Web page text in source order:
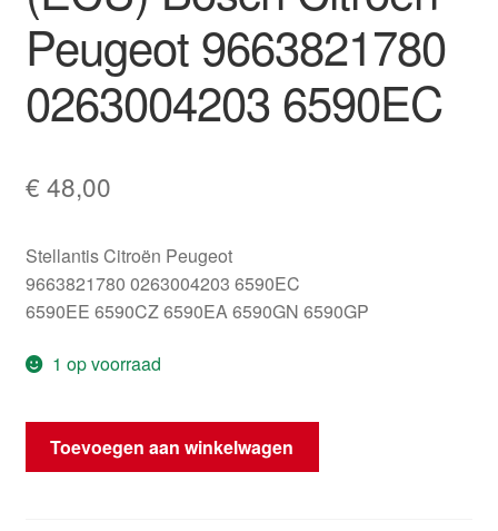
Peugeot 9663821780
0263004203 6590EC
€ 48,00
Stellantis Citroën Peugeot
9663821780 0263004203 6590EC
6590EE 6590CZ 6590EA 6590GN 6590GP
1 op voorraad
Besturingseenheid
(ECU)
Toevoegen aan winkelwagen